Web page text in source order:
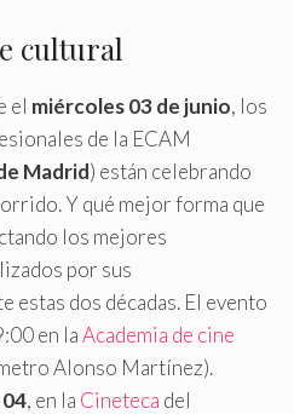
cultural
el miércoles 03 de junio, los
de la ECAM
Madrid) están celebrando
Y qué mejor forma que
los mejores
por sus
estas dos décadas. El evento
en laAcademia de cine
Alonso Martínez).
, en la Cineteca del